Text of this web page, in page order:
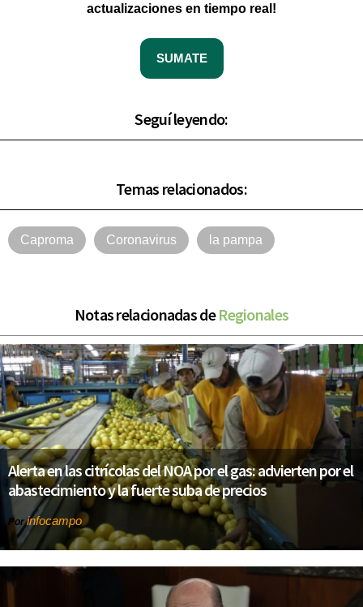
actualizaciones en tiempo real!
SUMATE
Seguí leyendo:
Temas relacionados:
Caproma Coronavirus la pampa
Notas relacionadas deRegionales
Alerta en las citrícolas del NOA por el gas: advierten por el
abastecimiento y la fuerte suba de precios
Porinfocampo